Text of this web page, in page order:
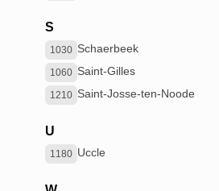
S
1030 Schaerbeek
1060 Saint-Gilles
1210 Saint-Josse-ten-Noode
U
1180 Uccle